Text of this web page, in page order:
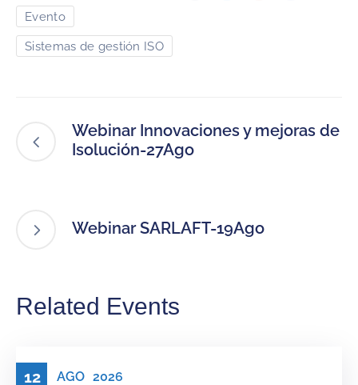
Evento
Sistemas de gestión ISO
Webinar Innovaciones y mejoras de
Isolución-27Ago
Webinar SARLAFT-19Ago
Related Events
12 AGO 2026